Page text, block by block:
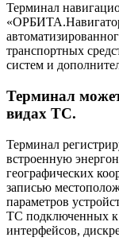
Терминал
транспортных
систем и
Терминал
видах ТС.
Терминал
встроенную
географических
записью
параметров
ТС подключенных
интерфейсов,